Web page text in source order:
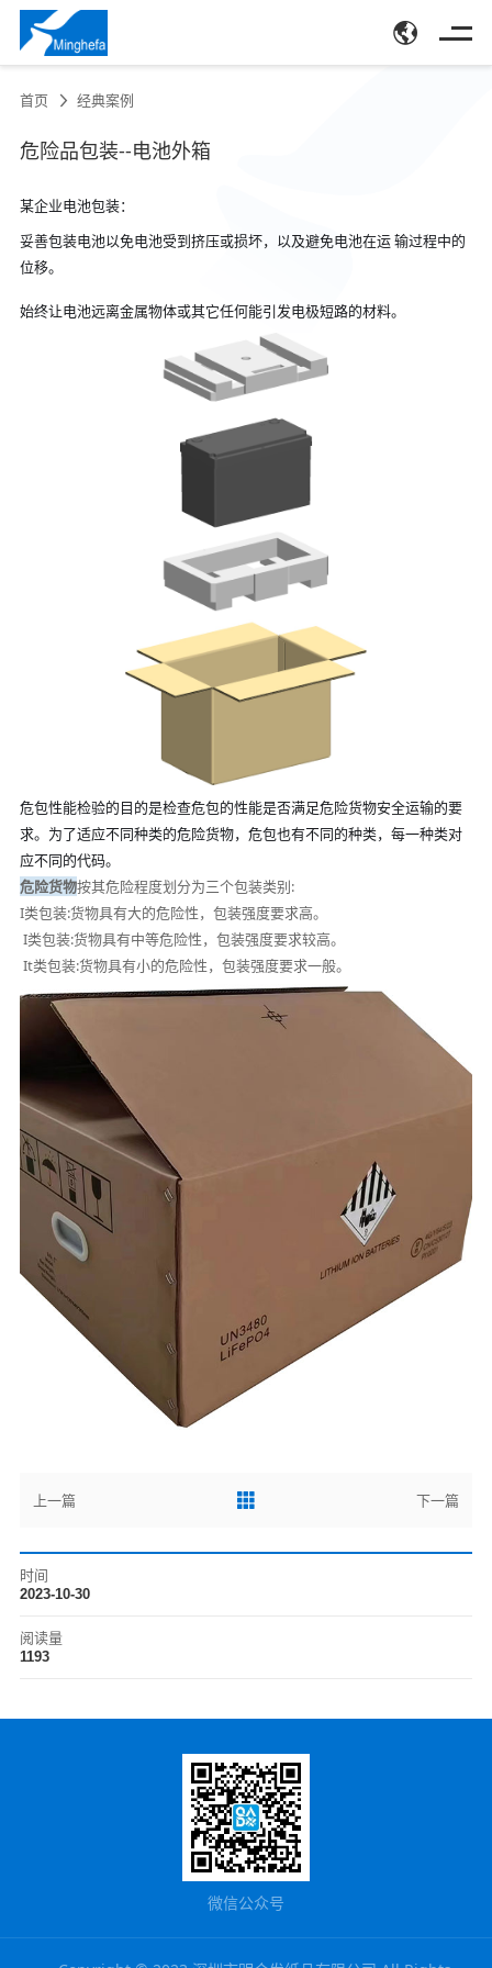
首页 经典案例
危险品包装--电池外箱
某企业电池包装：
妥善包装电池以免电池受到挤压或损坏，以及避免电池在运 输过程中的
位移。
始终让电池远离金属物体或其它任何能引发电极短路的材料。
危包性能检验的目的是检查危包的性能是否满足危险货物安全运输的要
求。为了适应不同种类的危险货物，危包也有不同的种类，每一种类对
应不同的代码。
危险货物按其危险程度划分为三个包装类别:
I类包装:货物具有大的危险性，包装强度要求高。
I类包装:货物具有中等危险性，包装强度要求较高。
It类包装:货物具有小的危险性，包装强度要求一般。
上一篇 下一篇
时间
2023-10-30
阅读量
1193
微信公众号